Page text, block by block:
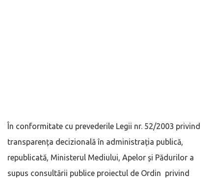
În conformitate cu prevederile Legii nr. 52/2003 privind
transparența decizională în administrația publică,
republicată, Ministerul Mediului, Apelor și Pădurilor a
supus consultării publice proiectul de Ordin privind